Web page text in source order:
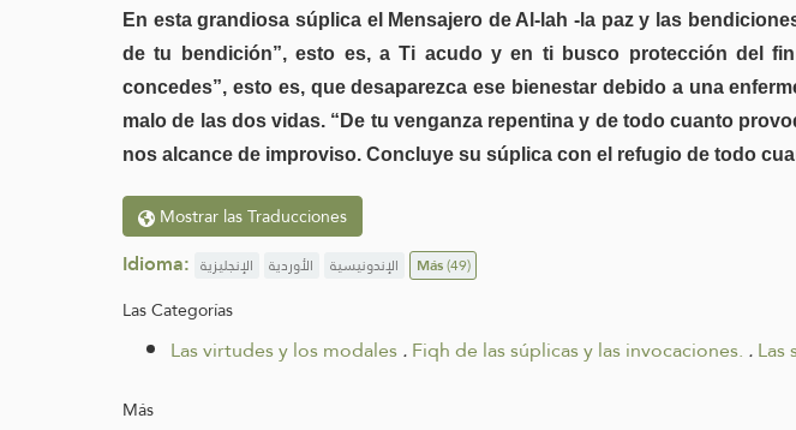
En esta grandiosa súplica el Mensajero de Al-lah -la paz y las
de tu bendición”, esto es, a Ti acudo y en ti busco protección del
concedes”, esto es, que desaparezca ese bienestar debido a una
malo de las dos vidas. “De tu venganza repentina y de todo cuanto
nos alcance de improviso. Concluye su súplica con el refugio de todo
Mostrar las Traducciones
Idioma: الإنجليزية الأوردية الإندونيسية Más(49)
Las Categorías
Las virtudes y los modales.Fiqh de las súplicas y las invocaciones. .
Más